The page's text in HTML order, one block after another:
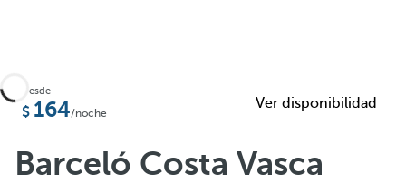
Desde
164/noche
Ver disponibilidad
Barceló Costa Vasca